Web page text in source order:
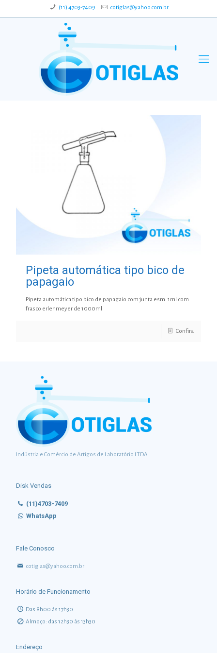
(11) 4703-7409 cotiglas@yahoo.com.br
Pipeta automática tipo bico de
papagaio
Pipeta automática tipo bico de papagaio com junta esm. 1ml com
frasco erlenmeyer de 1000ml
Confira
Indústria e Comércio de Artigos de Laboratório LTDA.
Disk Vendas
(11)4703-7409
WhatsApp
Fale Conosco
cotiglas@yahoo.com.br
Horário de Funcionamento
Das 8h00 às 17h30
Almoço: das 12h30 às 13h30
Endereço